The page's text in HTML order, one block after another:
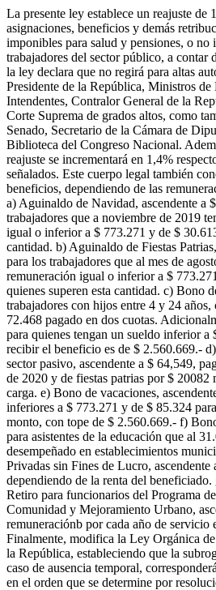
La presente ley establece un reajuste de
asignaciones, beneficios y demás
imponibles para salud y pensiones, o no
trabajadores del sector público, a contar
la ley declara que no regirá para altas
Presidente de la República, Ministros de
Intendentes, Contralor General de la
Corte Suprema de grados altos, como
Senado, Secretario de la Cámara de
Biblioteca del Congreso Nacional.
reajuste se incrementará en 1,4%
señalados. Este cuerpo legal también
beneficios, dependiendo de las
a) Aguinaldo de Navidad, ascendente a
trabajadores que a noviembre de 2019
igual o inferior a $ 773.271 y de $
cantidad. b) Aguinaldo de Fiestas
para los trabajadores que al mes de
remuneración igual o inferior a $
quienes superen esta cantidad. c) Bono
trabajadores con hijos entre 4 y 24
72.468 pagado en dos cuotas.
para quienes tengan un sueldo inferior a
recibir el beneficio es de $ 2.560.669.-
sector pasivo, ascendente a $ 64,549,
de 2020 y de fiestas patrias por $ 20082
carga. e) Bono de vacaciones,
inferiores a $ 773.271 y de $ 85.324
monto, con tope de $ 2.560.669.- f)
para asistentes de la educación que al
desempeñado en establecimientos
Privadas sin Fines de Lucro,
dependiendo de la renta del
Retiro para funcionarios del Programa
Comunidad y Mejoramiento Urbano,
remuneraciónb por cada año de servicio
Finalmente, modifica la Ley Orgánica
la República, estableciendo que la
caso de ausencia temporal,
en el orden que se determine por